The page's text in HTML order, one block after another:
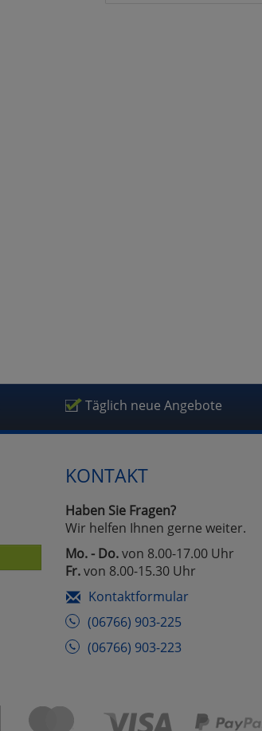
Täglich neue Angebote
KONTAKT
Haben Sie Fragen?
Wir helfen Ihnen gerne weiter.
Mo. - Do.von 8.00-17.00 Uhr
Fr.von 8.00-15.30 Uhr
Kontaktformular
(06766) 903-225
(06766) 903-223